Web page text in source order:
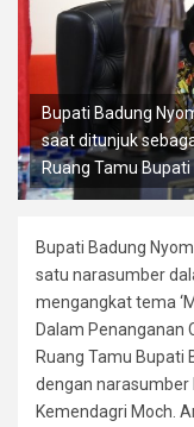
Bupati Badung
saat ditunjuk
Ruang Tamu
Bupati Badung
satu narasumber
mengangkat tema
Dalam Penanganan
Ruang Tamu Bupati
dengan narasumber
Kemendagri Moch.